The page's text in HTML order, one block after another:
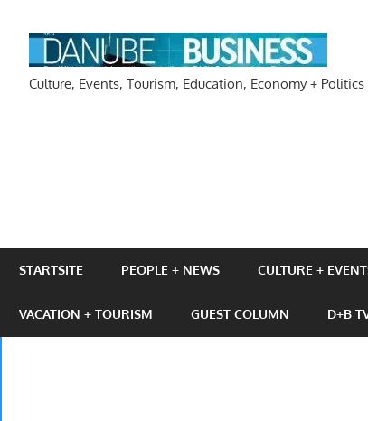
Inhalt
springen
Culture, Events, Tourism, Education, Economy + Politics
STARTSITE PEOPLE + NEWS CULTURE +
VACATION + TOURISM GUEST COLUMN D+B